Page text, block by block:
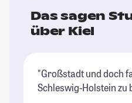
Das sagen
über Kiel
"Großstadt und doch
Schleswig-Holstein zu